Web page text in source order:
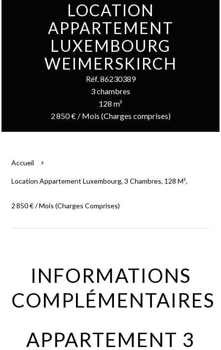
LOCATION
APPARTEMENT
LUXEMBOURG
WEIMERSKIRCH
Réf. 86230389
3 chambres
128 m²
2 850 € / Mois (Charges comprises)
Accueil
Location Appartement Luxembourg, 3 Chambres, 128 M²,
2 850 € / Mois (Charges Comprises)
INFORMATIONS
COMPLÉMENTAIRES
APPARTEMENT 3